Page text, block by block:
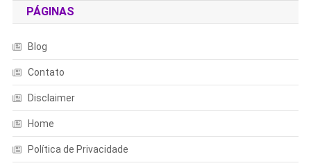
PÁGINAS
Blog
Contato
Disclaimer
Home
Política de Privacidade